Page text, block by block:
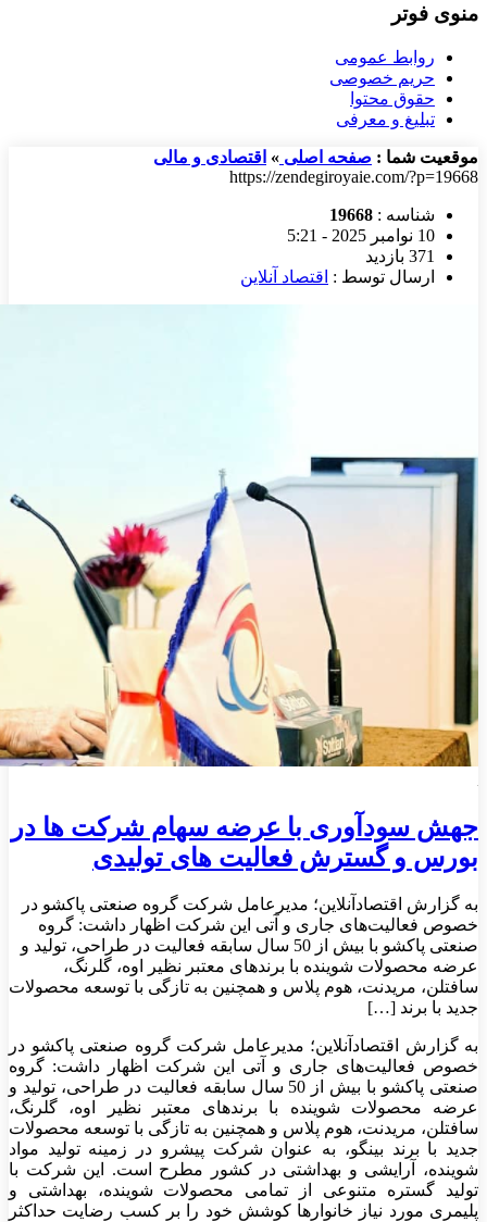
منوی فوتر
روابط عمومی
حریم خصوصی
حقوق محتوا
تبلیغ و معرفی
موقعیت شما : صفحه اصلی » اقتصادی و مالی
https://zendegiroyaie.com/?p=19668
شناسه : 19668
10 نوامبر 2025 - 5:21
371 بازدید
ارسال توسط : اقتصاد آنلاین
جهش سودآوری با عرضه سهام شرکت‌ ها در
بورس و گسترش فعالیت‌ های تولیدی
به گزارش اقتصادآنلاین؛ مدیرعامل شرکت گروه صنعتی پاکشو در
خصوص فعالیت‌های جاری و آتی این شرکت اظهار داشت: گروه
صنعتی پاکشو با بیش از 50 سال سابقه فعالیت در طراحی، تولید و
عرضه محصولات شوینده با برندهای معتبر نظیر اوه، گلرنگ،
سافتلن، مریدنت، هوم پلاس و همچنین به‌ تازگی با توسعه محصولات
جدید با برند […]
به گزارش اقتصادآنلاین؛ مدیرعامل شرکت گروه صنعتی پاکشو در
خصوص فعالیت‌های جاری و آتی این شرکت اظهار داشت: گروه
صنعتی پاکشو با بیش از 50 سال سابقه فعالیت در طراحی، تولید و
عرضه محصولات شوینده با برندهای معتبر نظیر اوه، گلرنگ،
سافتلن، مریدنت، هوم پلاس و همچنین به‌ تازگی با توسعه محصولات
جدید با برند بینگو، به عنوان شرکت پیشرو در زمینه تولید مواد
شوینده، آرایشی و بهداشتی در کشور مطرح است. این شرکت با
تولید گستره متنوعی از تمامی محصولات شوینده، بهداشتی و
پلیمری مورد نیاز خانوارها کوشش خود را بر کسب رضایت حداکثر